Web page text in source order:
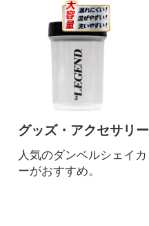
グッズ・アクセサリー
人気のダンベルシェイカ
ーがおすすめ。